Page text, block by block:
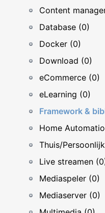
Content
Database (0)
Docker (0)
Download (0)
eCommerce (0)
eLearning (0)
Framework &
Home
Thuis/
Live streamen
Mediaspeler (0)
Mediaserver (0)